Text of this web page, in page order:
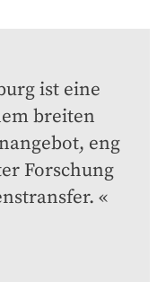
ist eine
breiten
eng
Forschung